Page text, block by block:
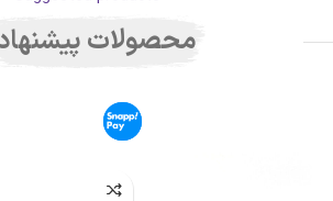
محصولات